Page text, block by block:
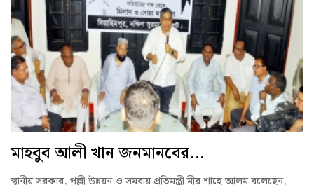
মাহবুব আলী খান জনমানবের...
স্থানীয় সরকার, পল্লী উন্নয়ন ও সমবায় প্রতিমন্ত্রী মীর শাহে আলম বলেছেন,